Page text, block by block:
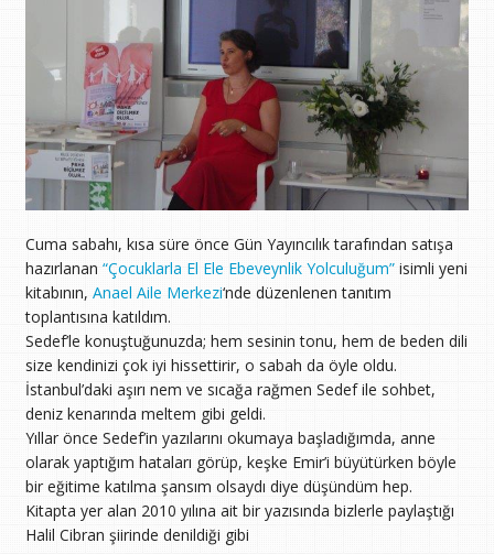
Cuma sabahı, kısa süre önce Gün Yayıncılık tarafından satışa
hazırlanan “Çocuklarla El Ele Ebeveynlik Yolculuğum”isimli yeni
kitabının, Anael Aile Merkezi‘nde düzenlenen tanıtım
toplantısına katıldım.
Sedef’le konuştuğunuzda; hem sesinin tonu, hem de beden dili
size kendinizi çok iyi hissettirir, o sabah da öyle oldu.
İstanbul’daki aşırı nem ve sıcağa rağmen Sedef ile sohbet,
deniz kenarında meltem gibi geldi.
Yıllar önce Sedef’in yazılarını okumaya başladığımda, anne
olarak yaptığım hataları görüp, keşke Emir’i büyütürken böyle
bir eğitime katılma şansım olsaydı diye düşündüm hep.
Kitapta yer alan 2010 yılına ait bir yazısında bizlerle paylaştığı
Halil Cibran şiirinde denildiği gibi